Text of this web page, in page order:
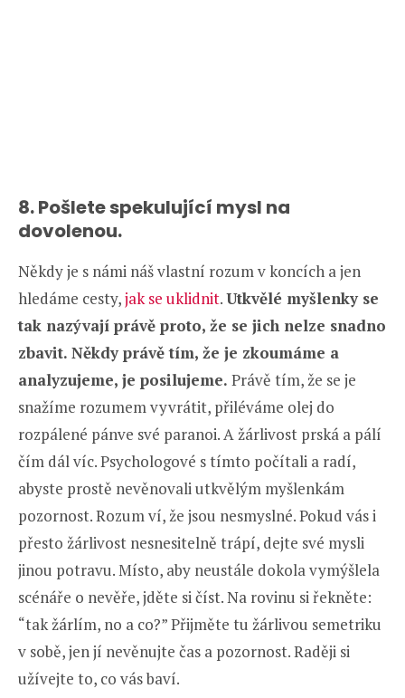
8. Pošlete spekulující mysl na
dovolenou.
Někdy je s námi náš vlastní rozum v koncích a jen
hledáme cesty,jak se uklidnit.Utkvělé myšlenky se
tak nazývají právě proto, že se jich nelze snadno
zbavit. Někdy právě tím, že je zkoumáme a
analyzujeme, je posilujeme. Právě tím, že se je
snažíme rozumem vyvrátit, přiléváme olej do
rozpálené pánve své paranoi. A žárlivost prská a pálí
čím dál víc. Psychologové s tímto počítali a radí,
abyste prostě nevěnovali utkvělým myšlenkám
pozornost. Rozum ví, že jsou nesmyslné. Pokud vás i
přesto žárlivost nesnesitelně trápí, dejte své mysli
jinou potravu. Místo, aby neustále dokola vymýšlela
scénáře o nevěře, jděte si číst. Na rovinu si řekněte:
“tak žárlím, no a co?” Přijměte tu žárlivou semetriku
v sobě, jen jí nevěnujte čas a pozornost. Raději si
užívejte to, co vás baví.